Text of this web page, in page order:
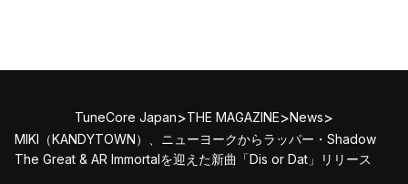
TuneCore Japan>THE MAGAZINE>News>
MIKI（KANDYTOWN）、ニューヨークからラッパー・Shadow
The Great & AR Immortalを迎えた新曲「Dis or Dat」リリース